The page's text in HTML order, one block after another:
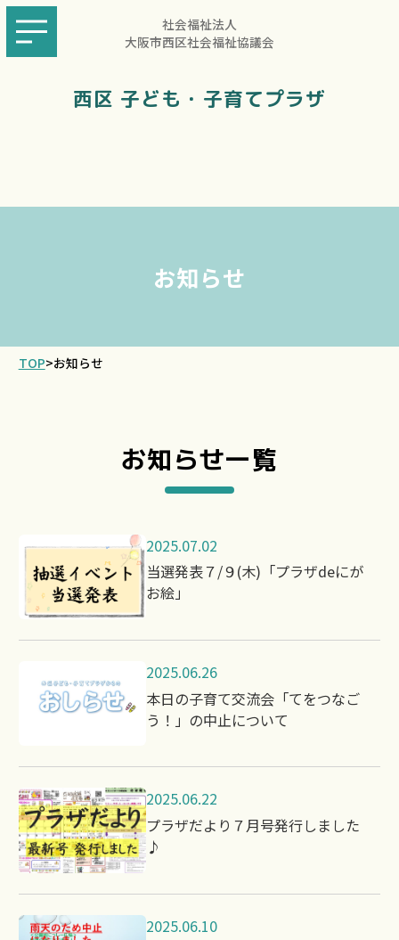
社会福祉法人
大阪市西区社会福祉協議会
西区 子ども・子育てプラザ
お知らせ
TOP>お知らせ
お知らせ一覧
2025.07.02
当選発表７/９(木)「プラザdeにが
お絵」
2025.06.26
本日の子育て交流会「てをつなご
う！」の中止について
2025.06.22
プラザだより７月号発行しました
♪
2025.06.10